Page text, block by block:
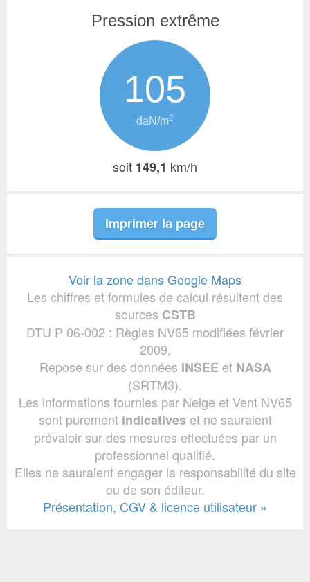
Pression extrême
105
daN/m2
soit 149,1 km/h
Imprimer la page
Voir la zone dans Google Maps
Les chiffres et formules de calcul résultent des
sources CSTB
DTU P 06-002 : Règles NV65 modifiées février
2009,
Repose sur des données INSEE et NASA
(SRTM3).
Les informations fournies par Neige et Vent NV65
sont purement indicatives et ne sauraient
prévaloir sur des mesures effectuées par un
professionnel qualifié.
Elles ne sauraient engager la responsabilité du site
ou de son éditeur.
Présentation, CGV & licence utilisateur »